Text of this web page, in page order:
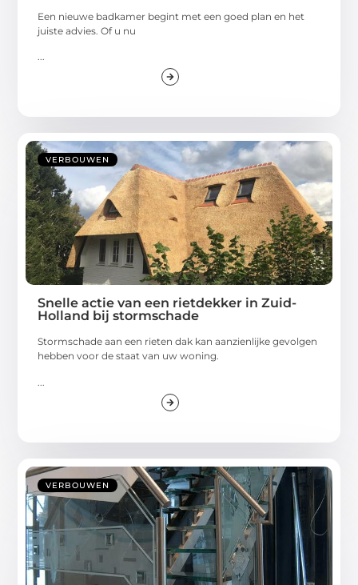
Een nieuwe badkamer begint met een goed plan en het
juiste advies. Of u nu
...
VERBOUWEN
Snelle actie van een rietdekker in Zuid-
Holland bij stormschade
Stormschade aan een rieten dak kan aanzienlijke gevolgen
hebben voor de staat van uw woning.
VERBOUWEN